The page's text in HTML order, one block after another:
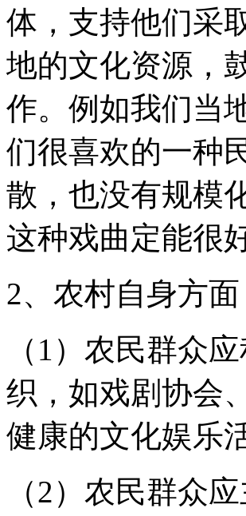
体，支持他们采
地的文化资源，
作。例如我们当
们很喜欢的一种
散，也没有规模
这种戏曲定能很
2、农村自身方面
（1）农民群众
织，如戏剧协会
健康的文化娱乐
（2）农民群众